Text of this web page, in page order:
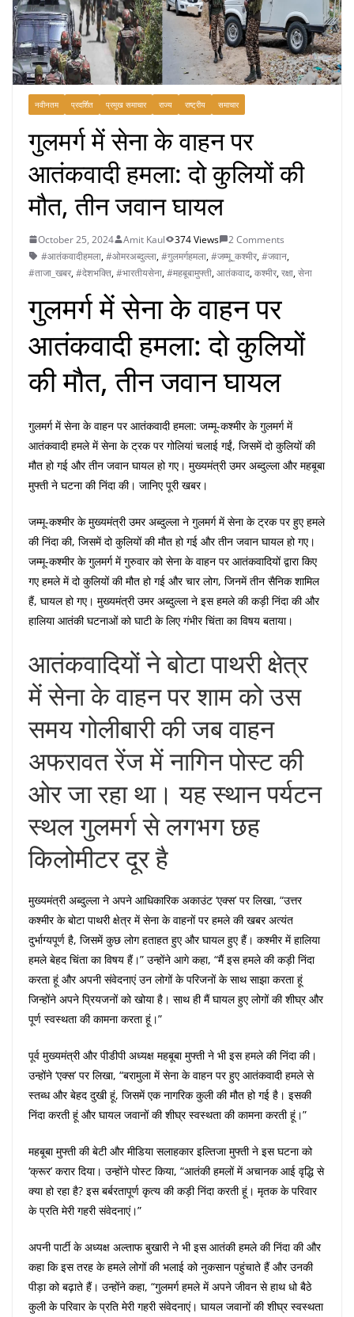
नवीनतम प्रदर्शित प्रमुख समाचार राज्य राष्ट्रीय समाचार
गुलमर्ग में सेना के वाहन पर
आतंकवादी हमला: दो कुलियों की
मौत, तीन जवान घायल
October 25, 2024 Amit Kaul 374 Views
2 Comments
#आतंकवादीहमला,#ओमरअब्दुल्ला,#गुलमर्गहमला,#जम्मू_कश्मीर,#जवान,
#ताजा_खबर,#देशभक्ति,#भारतीयसेना,#महबूबामुफ्ती,आतंकवाद,कश्मीर,रक्षा,सेना
गुलमर्ग में सेना के वाहन पर
आतंकवादी हमला: दो कुलियों
की मौत, तीन जवान घायल
गुलमर्ग में सेना के वाहन पर आतंकवादी हमला: जम्मू-कश्मीर के गुलमर्ग में
आतंकवादी हमले में सेना के ट्रक पर गोलियां चलाई गईं, जिसमें दो कुलियों की
मौत हो गई और तीन जवान घायल हो गए। मुख्यमंत्री उमर अब्दुल्ला और महबूबा
मुफ्ती ने घटना की निंदा की। जानिए पूरी खबर।
जम्मू-कश्मीर के मुख्यमंत्री उमर अब्दुल्ला ने गुलमर्ग में सेना के ट्रक पर हुए हमले
की निंदा की, जिसमें दो कुलियों की मौत हो गई और तीन जवान घायल हो गए।
जम्मू-कश्मीर के गुलमर्ग में गुरुवार को सेना के वाहन पर आतंकवादियों द्वारा किए
गए हमले में दो कुलियों की मौत हो गई और चार लोग, जिनमें तीन सैनिक शामिल
हैं, घायल हो गए। मुख्यमंत्री उमर अब्दुल्ला ने इस हमले की कड़ी निंदा की और
हालिया आतंकी घटनाओं को घाटी के लिए गंभीर चिंता का विषय बताया।
आतंकवादियों ने बोटा पाथरी क्षेत्र
में सेना के वाहन पर शाम को उस
समय गोलीबारी की जब वाहन
अफरावत रेंज में नागिन पोस्ट की
ओर जा रहा था। यह स्थान पर्यटन
स्थल गुलमर्ग से लगभग छह
किलोमीटर दूर है
मुख्यमंत्री अब्दुल्ला ने अपने आधिकारिक अकाउंट ‘एक्स’ पर लिखा, “उत्तर
कश्मीर के बोटा पाथरी क्षेत्र में सेना के वाहनों पर हमले की खबर अत्यंत
दुर्भाग्यपूर्ण है, जिसमें कुछ लोग हताहत हुए और घायल हुए हैं। कश्मीर में हालिया
हमले बेहद चिंता का विषय हैं।” उन्होंने आगे कहा, “मैं इस हमले की कड़ी निंदा
करता हूं और अपनी संवेदनाएं उन लोगों के परिजनों के साथ साझा करता हूं
जिन्होंने अपने प्रियजनों को खोया है। साथ ही मैं घायल हुए लोगों की शीघ्र और
पूर्ण स्वस्थता की कामना करता हूं।”
पूर्व मुख्यमंत्री और पीडीपी अध्यक्ष महबूबा मुफ्ती ने भी इस हमले की निंदा की।
उन्होंने ‘एक्स’ पर लिखा, “बरामुला में सेना के वाहन पर हुए आतंकवादी हमले से
स्तब्ध और बेहद दुखी हूं, जिसमें एक नागरिक कुली की मौत हो गई है। इसकी
निंदा करती हूं और घायल जवानों की शीघ्र स्वस्थता की कामना करती हूं।”
महबूबा मुफ्ती की बेटी और मीडिया सलाहकार इल्तिजा मुफ्ती ने इस घटना को
‘क्रूर’ करार दिया। उन्होंने पोस्ट किया, “आतंकी हमलों में अचानक आई वृद्धि से
क्या हो रहा है? इस बर्बरतापूर्ण कृत्य की कड़ी निंदा करती हूं। मृतक के परिवार
के प्रति मेरी गहरी संवेदनाएं।”
अपनी पार्टी के अध्यक्ष अल्ताफ बुखारी ने भी इस आतंकी हमले की निंदा की और
कहा कि इस तरह के हमले लोगों की भलाई को नुकसान पहुंचाते हैं और उनकी
पीड़ा को बढ़ाते हैं। उन्होंने कहा, “गुलमर्ग हमले में अपने जीवन से हाथ धो बैठे
कुली के परिवार के प्रति मेरी गहरी संवेदनाएं। घायल जवानों की शीघ्र स्वस्थता